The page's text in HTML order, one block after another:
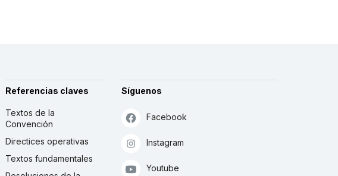
Referencias claves
Textos de la
Convención
Directices operativas
Textos fundamentales
Síguenos
Facebook
Instagram
Youtube